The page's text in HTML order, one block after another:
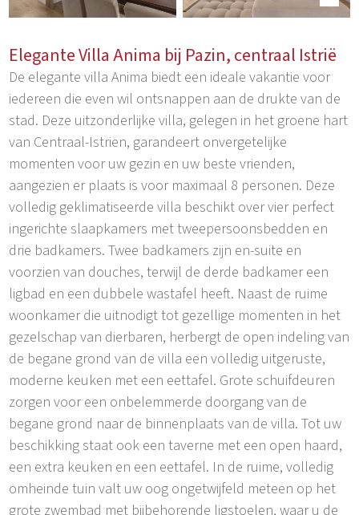
Elegante Villa Anima bij Pazin, centraal Istrië
De elegante villa Anima biedt een ideale vakantie voor
iedereen die even wil ontsnappen aan de drukte van de
stad. Deze uitzonderlijke villa, gelegen in het groene hart
van Centraal-Istrien, garandeert onvergetelijke
momenten voor uw gezin en uw beste vrienden,
aangezien er plaats is voor maximaal 8 personen. Deze
volledig geklimatiseerde villa beschikt over vier perfect
ingerichte slaapkamers met tweepersoonsbedden en
drie badkamers. Twee badkamers zijn en-suite en
voorzien van douches, terwijl de derde badkamer een
ligbad en een dubbele wastafel heeft. Naast de ruime
woonkamer die uitnodigt tot gezellige momenten in het
gezelschap van dierbaren, herbergt de open indeling van
de begane grond van de villa een volledig uitgeruste,
moderne keuken met een eettafel. Grote schuifdeuren
zorgen voor een onbelemmerde doorgang van de
begane grond naar de binnenplaats van de villa. Tot uw
beschikking staat ook een taverne met een open haard,
een extra keuken en een eettafel. In de ruime, volledig
omheinde tuin valt uw oog ongetwijfeld meteen op het
grote zwembad met bijbehorende ligstoelen, waar u de